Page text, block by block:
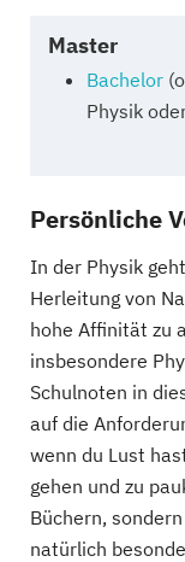
Master
Bachelor
Physik
Persönliche
In der Physik
Herleitung von
hohe Affinität zu
insbesondere
Schulnoten in
auf die
wenn du Lust
gehen und zu
Büchern,
natürlich